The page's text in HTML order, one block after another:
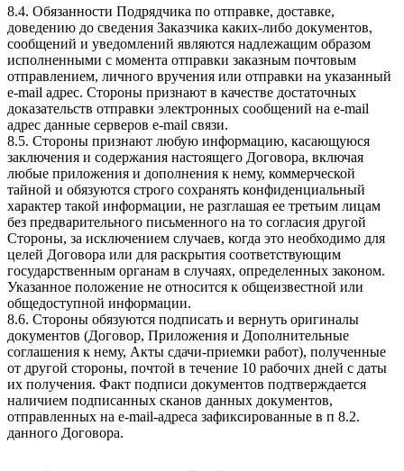
8.4. Обязанности Подрядчика по отправке, доставке,
доведению до сведения Заказчика каких-либо документов,
сообщений и уведомлений являются надлежащим образом
исполненными с момента отправки заказным почтовым
отправлением, личного вручения или отправки на указанный
e-mail адрес. Стороны признают в качестве достаточных
доказательств отправки электронных сообщений на e-mail
адрес данные серверов e-mail связи.
8.5. Стороны признают любую информацию, касающуюся
заключения и содержания настоящего Договора, включая
любые приложения и дополнения к нему, коммерческой
тайной и обязуются строго сохранять конфиденциальный
характер такой информации, не разглашая ее третьим лицам
без предварительного письменного на то согласия другой
Стороны, за исключением случаев, когда это необходимо для
целей Договора или для раскрытия соответствующим
государственным органам в случаях, определенных законом.
Указанное положение не относится к общеизвестной или
общедоступной информации.
8.6. Стороны обязуются подписать и вернуть оригиналы
документов (Договор, Приложения и Дополнительные
соглашения к нему, Акты сдачи-приемки работ), полученные
от другой стороны, почтой в течение 10 рабочих дней с даты
их получения. Факт подписи документов подтверждается
наличием подписанных сканов данных документов,
отправленных на e-mail-адреса зафиксированные в п 8.2.
данного Договора.